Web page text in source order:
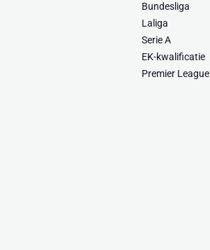
Bundesliga
Laliga
Serie A
EK-kwalificatie
Premier League